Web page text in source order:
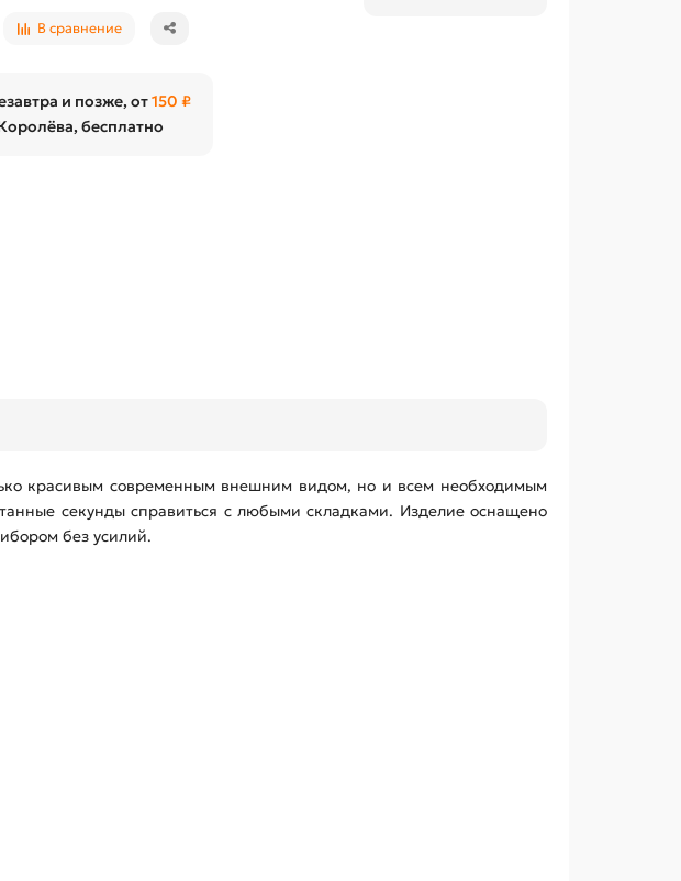
В сравнение
и позже, от150 ₽
бесплатно
красивым современным внешним видом, но и всем необходимым
секунды справиться с любыми складками. Изделие оснащено
без усилий.